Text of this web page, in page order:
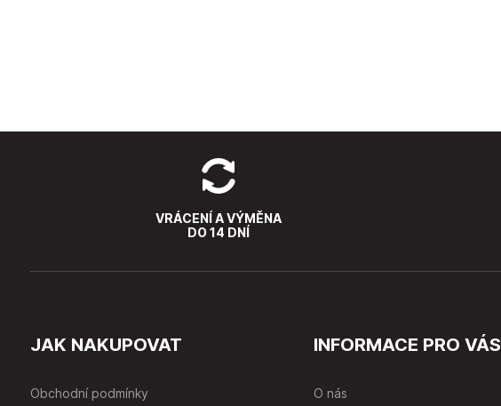
VRÁCENÍ A VÝMĚNA
DO 14 DNÍ
JAK NAKUPOVAT
Obchodní podmínky
INFORMACE PRO VÁS
O nás